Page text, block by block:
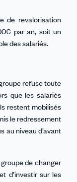
de revalorisation
par an, soit un
des salariés.
refuse toute
que les salariés
restent mobilisés
le redressement
au niveau d’avant
de changer
d’investir sur les